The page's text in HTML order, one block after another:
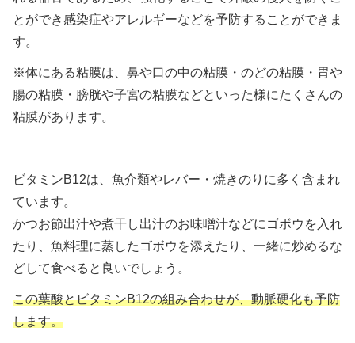
とができ感染症やアレルギーなどを予防することができま
す。
※体にある粘膜は、鼻や口の中の粘膜・のどの粘膜・胃や
腸の粘膜・膀胱や子宮の粘膜などといった様にたくさんの
粘膜があります。
ビタミンB12は、魚介類やレバー・焼きのりに多く含まれ
ています。
かつお節出汁や煮干し出汁のお味噌汁などにゴボウを入れ
たり、魚料理に蒸したゴボウを添えたり、一緒に炒めるな
どして食べると良いでしょう。
この葉酸とビタミンB12の組み合わせが、動脈硬化も予防
します。